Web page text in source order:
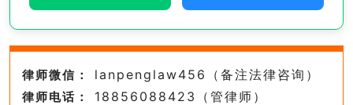
律师微信： lanpenglaw456（备注法律咨询）
律师电话： 18856088423（管律师）